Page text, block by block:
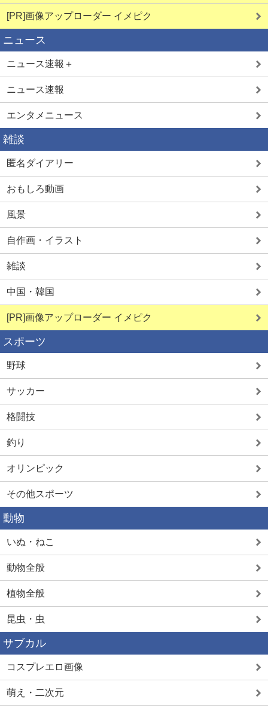
学生とヤレる
学生とヤレる 熟女ド近所H
[PR]画像アップローダー イメピク
ニュース
ニュース速報＋
ニュース速報
エンタメニュース
雑談
匿名ダイアリー
おもしろ動画
風景
自作画・イラスト
雑談
中国・韓国
[PR]画像アップローダー イメピク
スポーツ
野球
サッカー
格闘技
釣り
オリンピック
その他スポーツ
動物
いぬ・ねこ
動物全般
植物全般
昆虫・虫
サブカル
コスプレエロ画像
萌え・二次元